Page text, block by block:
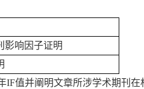
影响因子证明
IF值并阐明文章所涉学术期刊